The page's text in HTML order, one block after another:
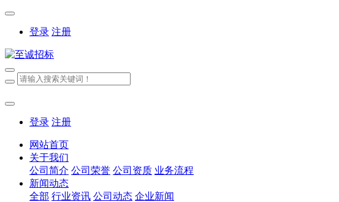
登录 注册
登录 注册
网站首页
关于我们
公司简介 公司荣誉 公司资质 业务流程
新闻动态
全部 行业资讯 公司动态 企业新闻